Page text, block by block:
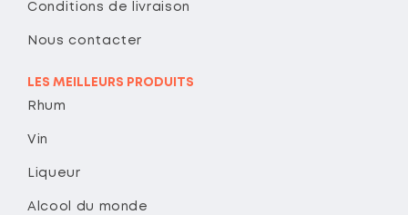
Conditions de livraison
Nous contacter
LES MEILLEURS PRODUITS
Rhum
Vin
Liqueur
Alcool du monde